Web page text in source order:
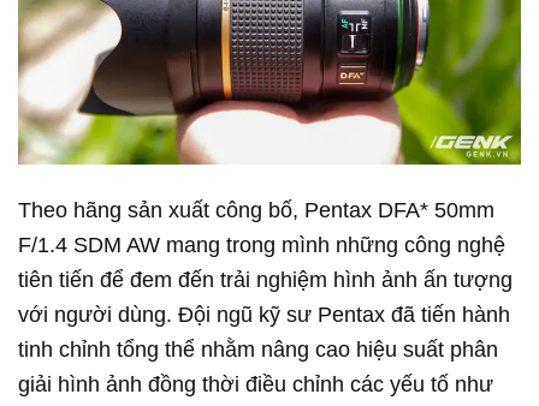
Theo hãng sản xuất công bố, Pentax DFA* 50mm
F/1.4 SDM AW mang trong mình những công nghệ
tiên tiến để đem đến trải nghiệm hình ảnh ấn tượng
với người dùng. Đội ngũ kỹ sư Pentax đã tiến hành
tinh chỉnh tổng thể nhằm nâng cao hiệu suất phân
giải hình ảnh đồng thời điều chỉnh các yếu tố như